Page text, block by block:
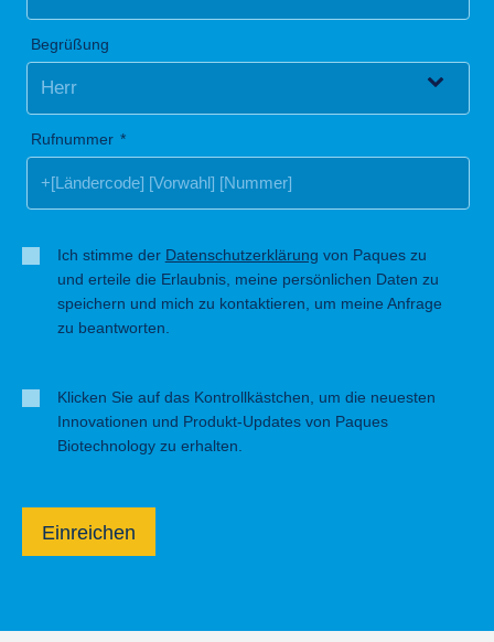
Begrüßung
Rufnummer
Ich stimme der Datenschutzerklärung von Paques zu
und erteile die Erlaubnis, meine persönlichen Daten zu
speichern und mich zu kontaktieren, um meine Anfrage
zu beantworten.
Klicken Sie auf das Kontrollkästchen, um die neuesten
Innovationen und Produkt-Updates von Paques
Biotechnology zu erhalten.
Einreichen